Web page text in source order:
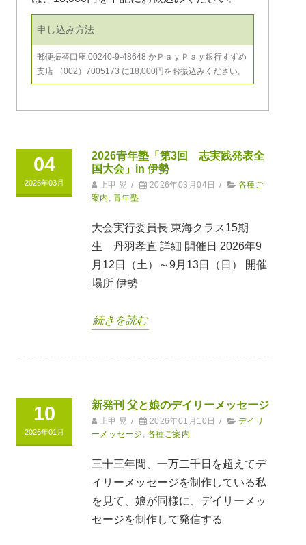
申し込み方法
郵便振替口座 00240-9-48648 かＰａｙＰａｙ銀行すずめ
支店 （002）7005173 に18,000円をお振込みください。
04
2026年03月
2026青年塾「第3回 志実践発表全
国大会」in 伊勢
上甲 晃 / 2026年03月04日 /
各種ご
案内
青年塾
大会実行委員長 東海クラス15期
生 丹羽孝直 詳細 開催日 2026年9
月12日（土）～9月13日（日） 開催
場所 伊勢
続きを読む
10
2026年01月
新発刊 父と娘のデイリーメッセージ
上甲 晃 / 2026年01月10日 /
デイリ
ーメッセージ
各種ご案内
三十三年間、一万二千日を超えてデ
イリーメッセージを制作している私
を見て、娘が同様に、デイリーメッ
セージを制作して発信する